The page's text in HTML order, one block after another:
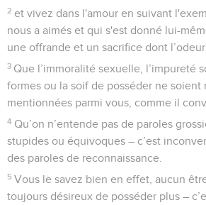
2 et vivez dans l'amour en suivant
nous a aimés et qui s'est donné lui-
une offrande et un sacrifice dont
3 Que l’immoralité sexuelle, l’impureté
formes ou la soif de posséder ne soient
mentionnées parmi vous, comme il
4 Qu’on n’entende pas de paroles
stupides ou équivoques – c’est
des paroles de reconnaissance.
5 Vous le savez bien en effet, aucun
toujours désireux de posséder plus –